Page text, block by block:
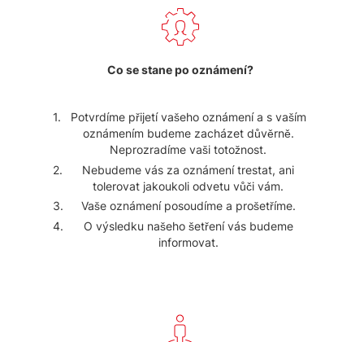
Co se stane po oznámení?
Potvrdíme přijetí vašeho oznámení a s vaším
oznámením budeme zacházet důvěrně.
Neprozradíme vaši totožnost.
Nebudeme vás za oznámení trestat, ani
tolerovat jakoukoli odvetu vůči vám.
Vaše oznámení posoudíme a prošetříme.
O výsledku našeho šetření vás budeme
informovat.